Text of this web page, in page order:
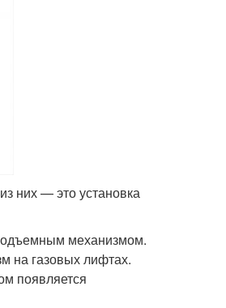
них — это установка
механизмом.
на газовых лифтах.
появляется